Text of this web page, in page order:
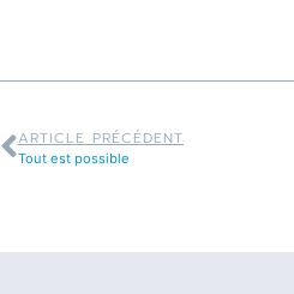
ARTICLE PRÉCÉDENT
Tout est possible